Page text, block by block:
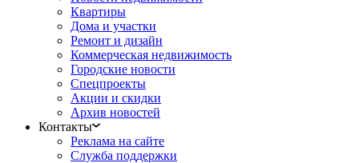
Квартиры
Дома и участки
Ремонт и дизайн
Коммерческая недвижимость
Городские новости
Спецпроекты
Акции и скидки
Архив новостей
Контакты
Реклама на сайте
Служба поддержки